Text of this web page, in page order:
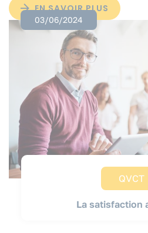
EN SAVOIR PLUS
03/06/2024
QVCT
La satisfaction